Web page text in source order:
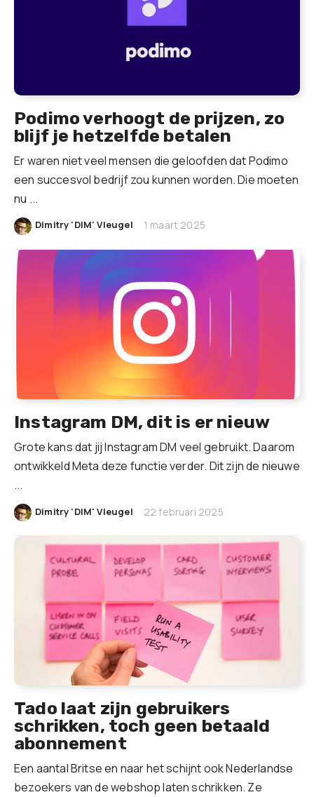
Podimo verhoogt de prijzen, zo
blijf je hetzelfde betalen
Er waren niet veel mensen die geloofden dat Podimo
een succesvol bedrijf zou kunnen worden. Die moeten
nu ...
Dimitry 'DIM' Vleugel 1 maart 2025
Instagram DM, dit is er nieuw
Grote kans dat jij Instagram DM veel gebruikt. Daarom
ontwikkeld Meta deze functie verder. Dit zijn de nieuwe
...
Dimitry 'DIM' Vleugel 22 februari 2025
Tado laat zijn gebruikers
schrikken, toch geen betaald
abonnement
Een aantal Britse en naar het schijnt ook Nederlandse
bezoekers van de webshop laten schrikken. Ze